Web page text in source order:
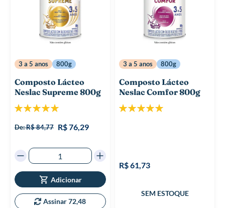
3 a 5 anos 800g
Composto Lácteo
Neslac Supreme 800g
Classificação:
De:R$ 84,77 R$ 76,29
Adicionar
Assinar 72,48
3 a 5 anos 800g
Composto Lácteo
Neslac Comfor 800g
Classificação:
R$ 61,73